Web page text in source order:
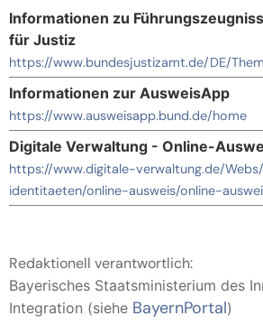
Informationen zu
für Justiz
https://www.bundesjustizamt.de/DE/
Informationen zur AusweisApp
https://www.ausweisapp.bund.de/home
Digitale Verwaltung - Online-
https://www.digitale-verwaltung.de/
identitaeten/online-ausweis/online-
Redaktionell verantwortlich:
Bayerisches Staatsministerium des
Integration (siehe BayernPortal)